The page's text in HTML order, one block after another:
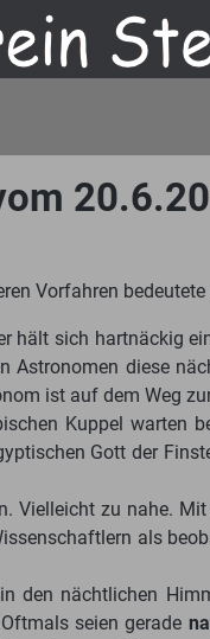
Vorfahren
hält sich hartnäckig
Astronomen diese
ist auf dem Weg
Kuppel warten
Gott der
Vielleicht zu nahe.
als
den nächtlichen
seien gerade